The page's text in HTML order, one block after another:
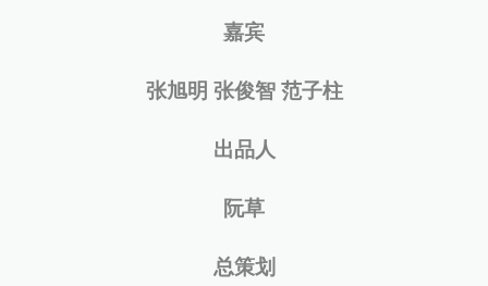
嘉宾
张旭明 张俊智 范子柱
出品人
阮草
总策划